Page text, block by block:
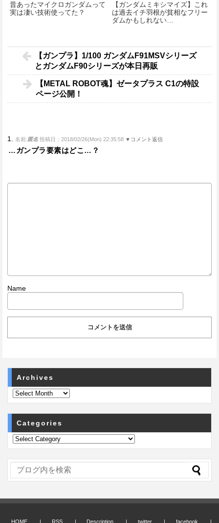
昔あったマイクロガンダムって
実は凄い技術使ってた？
【ガンダムミキシマイズ】これ
は過去イチ羽根が貧相なフリー
ダムかもしれない…
【ガンプラ】1/100 ガンダムF91MSVシリーズ
とガンダムF90シリーズが本日再販
【METAL ROBOT魂】ゼータプラス C1の特設
ページ公開！
1. 名前:匿名 投稿日：2018/02/26(Mon) 22:35:58 ▼コメント返信
…ガンプラ要素はどこ…？
Name
Archives
Categories
HOME RSS Description twitter facebook